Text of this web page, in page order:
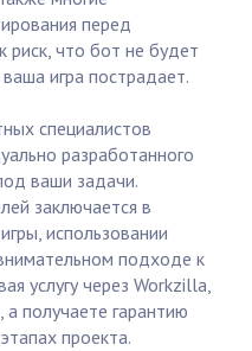
перед
риск, что бот не будет
игра пострадает.
специалистов
разработанного
ваши задачи.
заключается в
использовании
подходе к
услугу через Workzilla,
получаете гарантию
проекта.